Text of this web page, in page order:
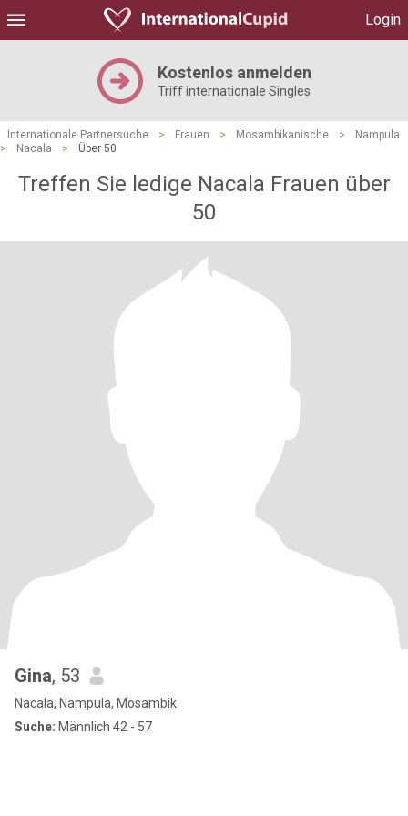
Login
Kostenlos anmelden
Triff internationale Singles
Internationale Partnersuche > Frauen > Mosambikanische >
Nampula
>
Nacala > Über 50
Treffen Sie ledige Nacala Frauen über
50
Gina, 53
Nacala, Nampula, Mosambik
Suche: Männlich 42 - 57